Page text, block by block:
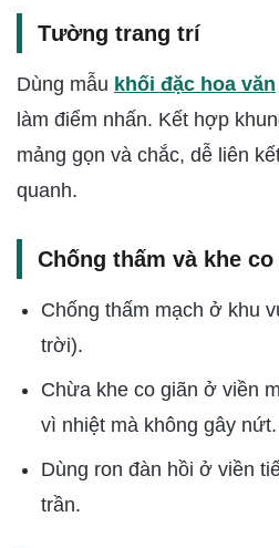
Tường trang trí
Dùng mẫu khối đặc hoa văn
làm điểm nhấn. Kết hợp
mảng gọn và chắc, dễ liên
quanh.
Chống thấm và khe co
Chống thấm mạch ở khu
trời).
Chừa khe co giãn ở viền
vì nhiệt mà không gây nứt.
Dùng ron đàn hồi ở viền
trần.